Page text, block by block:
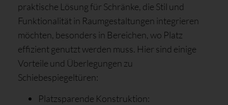
praktische Lösung für Schränke, die Stil und
Funktionalität in Raumgestaltungen integrieren
möchten, besonders in Bereichen, wo Platz
effizient genutzt werden muss. Hier sind einige
Vorteile und Überlegungen zu
Schiebespiegeltüren:
Platzsparende Konstruktion: